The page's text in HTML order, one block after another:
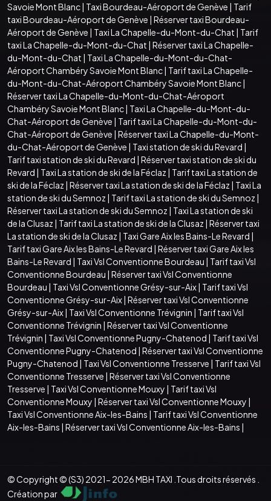
Savoie Mont Blanc| Taxi Bourdeau-Aéroport de Genève | Tarif
taxi Bourdeau-Aéroport de Genève | Réserver taxi Bourdeau-
Aéroport de Genève | Taxi La Chapelle-du-Mont-du-Chat | Tarif
taxi La Chapelle-du-Mont-du-Chat | Réserver taxi La Chapelle-
du-Mont-du-Chat | Taxi La Chapelle-du-Mont-du-Chat-
Aéroport Chambéry Savoie Mont Blanc| Tarif taxi La Chapelle-
du-Mont-du-Chat-Aéroport Chambéry Savoie Mont Blanc|
Réserver taxi La Chapelle-du-Mont-du-Chat-Aéroport
Chambéry Savoie Mont Blanc| Taxi La Chapelle-du-Mont-du-
Chat-Aéroport de Genève | Tarif taxi La Chapelle-du-Mont-du-
Chat-Aéroport de Genève | Réserver taxi La Chapelle-du-Mont-
du-Chat-Aéroport de Genève | Taxi station de ski du Revard |
Tarif taxi station de ski du Revard | Réserver taxi station de ski du
Revard | Taxi La station de ski de la Féclaz | Tarif taxi La station de
ski de la Féclaz | Réserver taxi La station de ski de la Féclaz | Taxi La
station de ski du Semnoz | Tarif taxi La station de ski du Semnoz |
Réserver taxi La station de ski du Semnoz | Taxi La station de ski
de la Clusaz | Tarif taxi La station de ski de la Clusaz | Réserver taxi
La station de ski de la Clusaz | Taxi Gare Aix les Bains-Le Revard |
Tarif taxi Gare Aix les Bains-Le Revard | Réserver taxi Gare Aix les
Bains-Le Revard | Taxi Vsl Conventionne Bourdeau | Tarif taxi Vsl
Conventionne Bourdeau | Réserver taxi Vsl Conventionne
Bourdeau | Taxi Vsl Conventionne Grésy-sur-Aix| Tarif taxi Vsl
Conventionne Grésy-sur-Aix| Réserver taxi Vsl Conventionne
Grésy-sur-Aix| Taxi Vsl Conventionne Trévignin | Tarif taxi Vsl
Conventionne Trévignin | Réserver taxi Vsl Conventionne
Trévignin | Taxi Vsl Conventionne Pugny-Chatenod | Tarif taxi Vsl
Conventionne Pugny-Chatenod | Réserver taxi Vsl Conventionne
Pugny-Chatenod | Taxi Vsl Conventionne Tresserve | Tarif taxi Vsl
Conventionne Tresserve | Réserver taxi Vsl Conventionne
Tresserve | Taxi Vsl Conventionne Mouxy | Tarif taxi Vsl
Conventionne Mouxy | Réserver taxi Vsl Conventionne Mouxy |
Taxi Vsl Conventionne Aix-les-Bains | Tarif taxi Vsl Conventionne
Aix-les-Bains | Réserver taxi Vsl Conventionne Aix-les-Bains |
© Copyright © (S3) 2021- 2026 MBH TAXI .Tous droits réservés .
Création par